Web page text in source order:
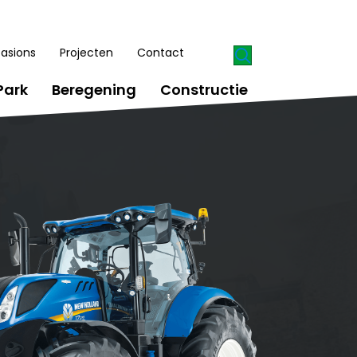
Projecten Contact
Beregening Constructie